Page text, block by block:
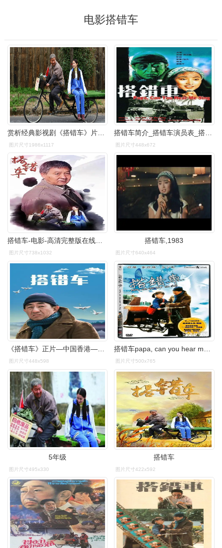
电影搭错车
图片尺寸1986x1117 图片尺寸448x672
搭错车-电影-高清完整版在线观看-西瓜视频
图片尺寸738x1032
搭错车,1983
图片尺寸640x464
图片尺寸448x598 图片尺寸500x765
5年级
图片尺寸495x330
搭错车
图片尺寸422x592